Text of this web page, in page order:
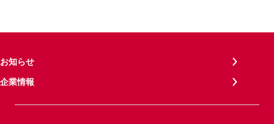
お知らせ
企業情報